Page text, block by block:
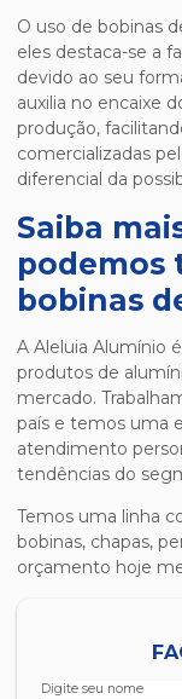
O uso de bobinas
eles destaca-se a
devido ao seu
auxilia no encaixe
produção,
comercializadas
diferencial da
Saiba
podemos
bobinas
A Aleluia Alumínio
produtos de
mercado.
país e temos uma
atendimento
tendências do
Temos uma linha
bobinas, chapas,
orçamento hoje
Digite seu nome